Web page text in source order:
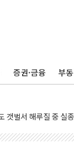
증권·금융 부
주요 금융일정
출구전략 만지작…공